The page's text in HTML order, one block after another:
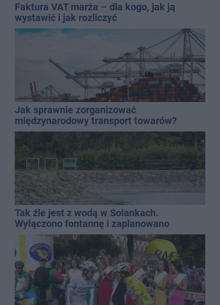
Faktura VAT marża – dla kogo, jak ją
wystawić i jak rozliczyć
Jak sprawnie zorganizować
międzynarodowy transport towarów?
Tak źle jest z wodą w Solankach.
Wyłączono fontannę i zaplanowano
dolewkę